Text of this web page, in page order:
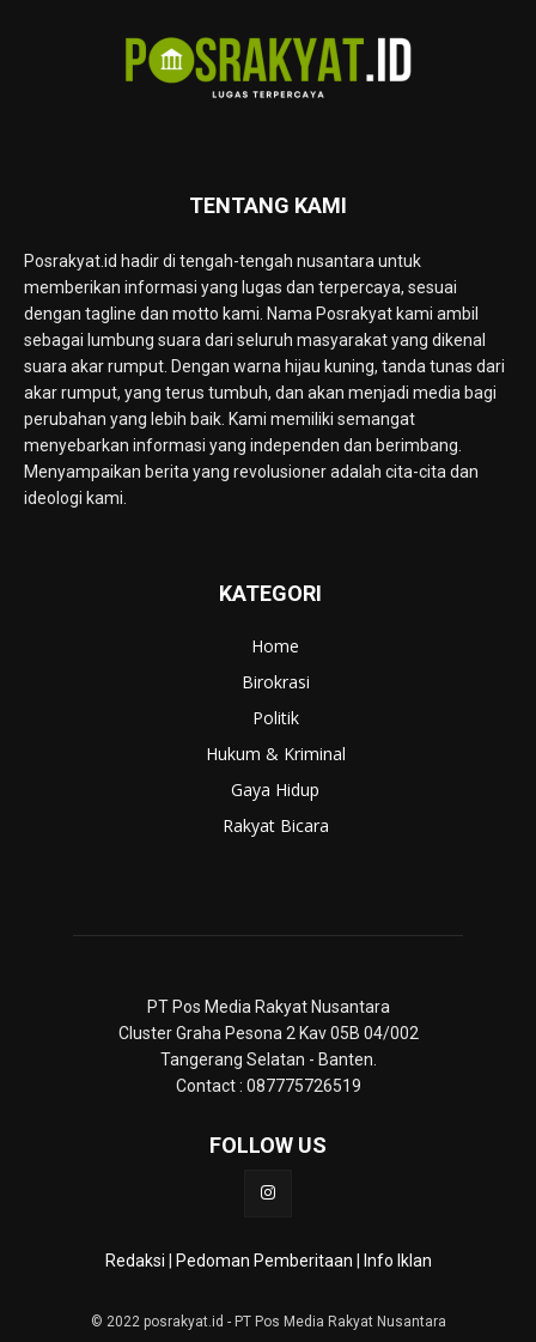
TENTANG KAMI
Posrakyat.id hadir di tengah-tengah nusantara untuk
memberikan informasi yang lugas dan terpercaya, sesuai
dengan tagline dan motto kami. Nama Posrakyat kami ambil
sebagai lumbung suara dari seluruh masyarakat yang dikenal
suara akar rumput. Dengan warna hijau kuning, tanda tunas dari
akar rumput, yang terus tumbuh, dan akan menjadi media bagi
perubahan yang lebih baik. Kami memiliki semangat
menyebarkan informasi yang independen dan berimbang.
Menyampaikan berita yang revolusioner adalah cita-cita dan
ideologi kami.
KATEGORI
Home
Birokrasi
Politik
Hukum & Kriminal
Gaya Hidup
Rakyat Bicara
PT Pos Media Rakyat Nusantara
Cluster Graha Pesona 2 Kav 05B 04/002
Tangerang Selatan - Banten.
Contact : 087775726519
FOLLOW US
Redaksi Pedoman Pemberitaan Info Iklan
© 2022 posrakyat.id - PT Pos Media Rakyat Nusantara